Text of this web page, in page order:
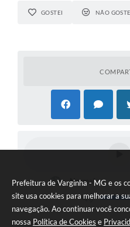
Prefeitura de Varginha - MG e os
site usa cookies para melhorar a
navegação. Ao continuar você
nossa Política de Cookies e
GOSTEI NÃO